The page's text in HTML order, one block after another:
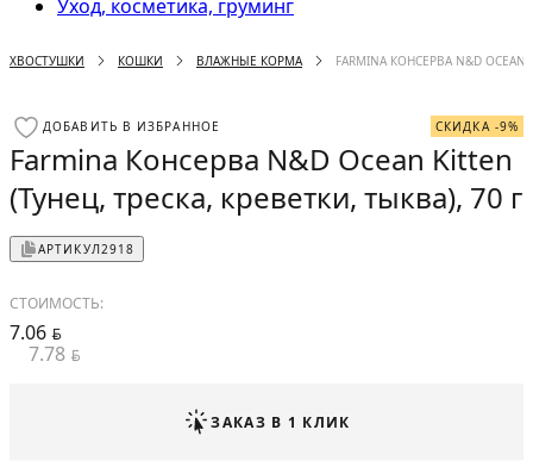
Уход, косметика, груминг
ХВОСТУШКИ КОШКИ ВЛАЖНЫЕ КОРМА FARMINA КОНСЕРВА N&D
ДОБАВИТЬ В ИЗБРАННОЕ СКИДКА -9%
Farmina Консерва N&D Ocean Kitten
(Тунец, треска, креветки, тыква), 70 г
АРТИКУЛ2918
СТОИМОСТЬ:
7.06 BYN
7.78 BYN
ЗАКАЗ В 1 КЛИК